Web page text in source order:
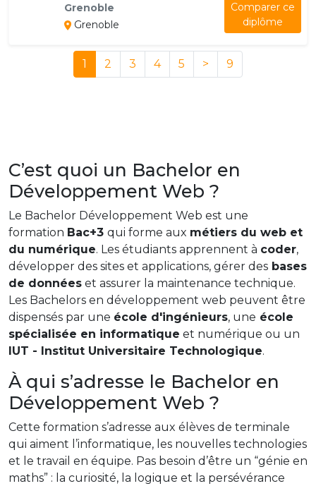
Grenoble
Grenoble
Comparer ce
diplôme
1 2 3 4 5 > 9
C’est quoi un Bachelor en
Développement Web ?
Le Bachelor Développement Web est une
formation Bac+3 qui forme aux métiers du web et
du numérique. Les étudiants apprennent à coder,
développer des sites et applications, gérer des bases
de données et assurer la maintenance technique.
Les Bachelors en développement web peuvent être
dispensés par une école d'ingénieurs, une école
spécialisée en informatique et numérique ou un
IUT - Institut Universitaire Technologique.
À qui s’adresse le Bachelor en
Développement Web ?
Cette formation s’adresse aux élèves de terminale
qui aiment l’informatique, les nouvelles technologies
et le travail en équipe. Pas besoin d’être un “génie en
maths” : la curiosité, la logique et la persévérance